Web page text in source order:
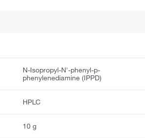
N-Isopropyl-N'-phenyl-p-
phenylenediamine (IPPD)
HPLC
10 g